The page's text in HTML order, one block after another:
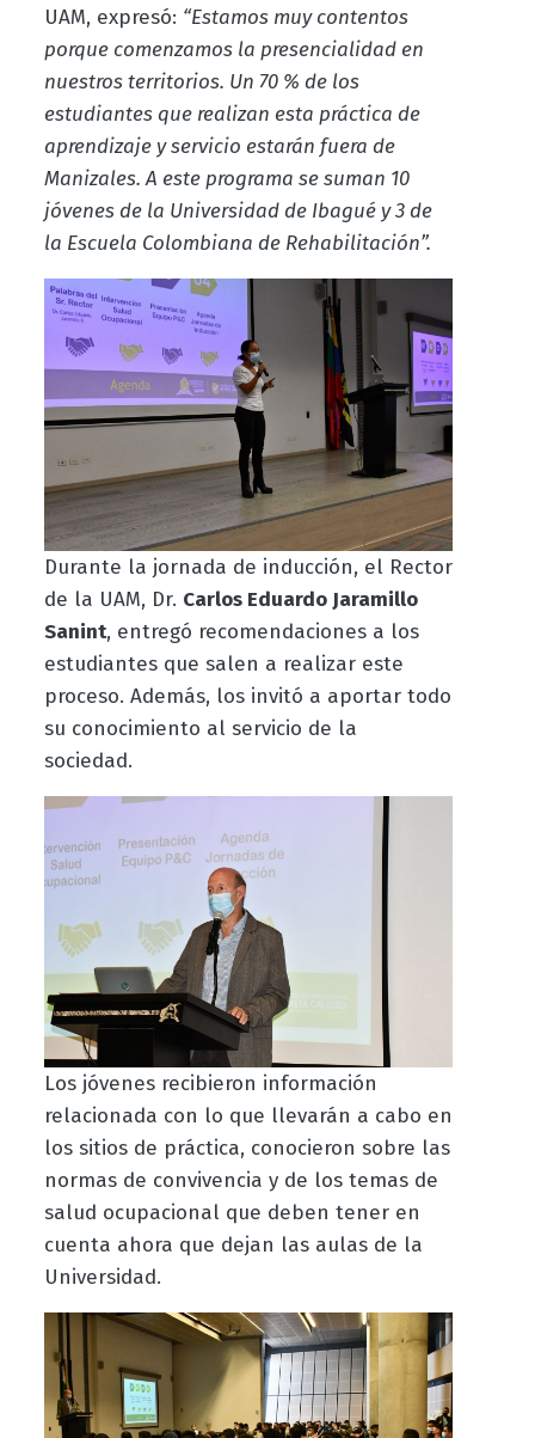
UAM, expresó: “Estamos muy contentos
porque comenzamos la presencialidad en
nuestros territorios. Un 70 % de los
estudiantes que realizan esta práctica de
aprendizaje y servicio estarán fuera de
Manizales. A este programa se suman 10
jóvenes de la Universidad de Ibagué y 3 de
la Escuela Colombiana de Rehabilitación”.
Durante la jornada de inducción, el Rector
de la UAM, Dr. Carlos Eduardo Jaramillo
Sanint, entregó recomendaciones a los
estudiantes que salen a realizar este
proceso. Además, los invitó a aportar todo
su conocimiento al servicio de la
sociedad.
Los jóvenes recibieron información
relacionada con lo que llevarán a cabo en
los sitios de práctica, conocieron sobre las
normas de convivencia y de los temas de
salud ocupacional que deben tener en
cuenta ahora que dejan las aulas de la
Universidad.